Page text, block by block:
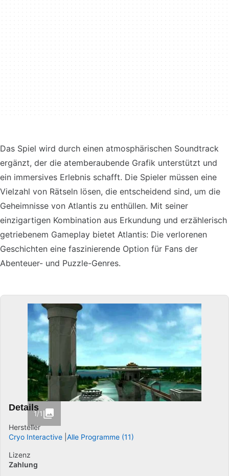
Das Spiel wird durch einen atmosphärischen Soundtrack
ergänzt, der die atemberaubende Grafik unterstützt und
ein immersives Erlebnis schafft. Die Spieler müssen eine
Vielzahl von Rätseln lösen, die entscheidend sind, um die
Geheimnisse von Atlantis zu enthüllen. Mit seiner
einzigartigen Kombination aus Erkundung und erzählerisch
getriebenem Gameplay bietet Atlantis: Die verlorenen
Geschichten eine faszinierende Option für Fans der
Abenteuer- und Puzzle-Genres.
1/1
Details
Hersteller
Cryo Interactive Alle Programme (11)
Lizenz
Zahlung